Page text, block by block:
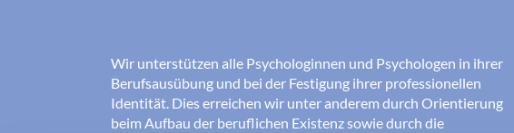
Wir unterstützen alle Psychologinnen und Psychologen in ihrer
Berufsausübung und bei der Festigung ihrer professionellen
Identität. Dies erreichen wir unter anderem durch Orientierung
beim Aufbau der beruflichen Existenz sowie durch die